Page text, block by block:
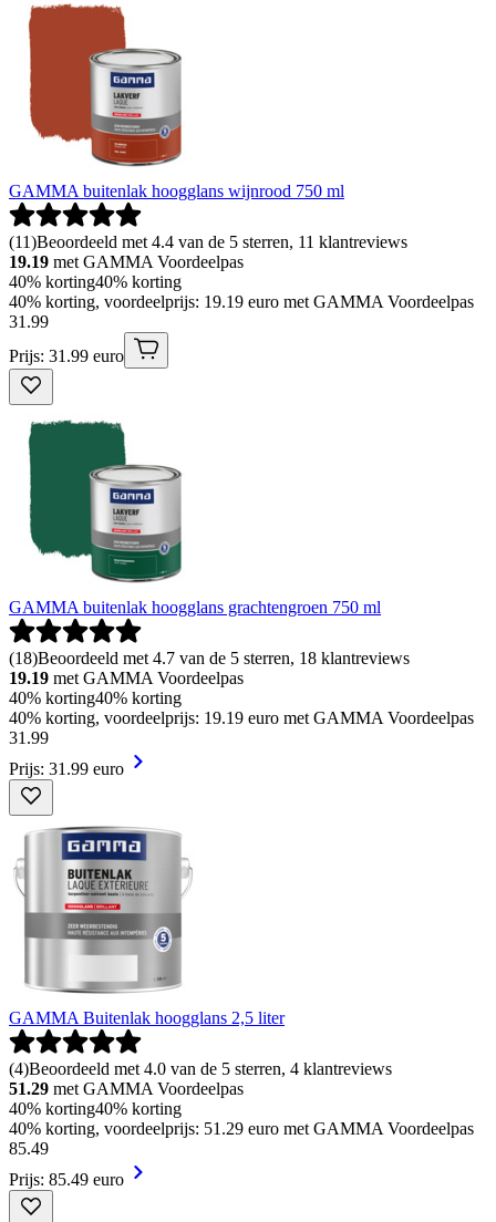
GAMMA buitenlak hoogglans wijnrood 750 ml
(11)Beoordeeld met 4.4 van de 5 sterren, 11 klantreviews
19.19 met GAMMA Voordeelpas
40% korting40% korting
40% korting, voordeelprijs: 19.19 euro met GAMMA Voordeelpas
31.99
Prijs: 31.99 euro
GAMMA buitenlak hoogglans grachtengroen 750 ml
(18)Beoordeeld met 4.7 van de 5 sterren, 18 klantreviews
19.19 met GAMMA Voordeelpas
40% korting40% korting
40% korting, voordeelprijs: 19.19 euro met GAMMA Voordeelpas
31.99
Prijs: 31.99 euro
GAMMA Buitenlak hoogglans 2,5 liter
(4)Beoordeeld met 4.0 van de 5 sterren, 4 klantreviews
51.29 met GAMMA Voordeelpas
40% korting40% korting
40% korting, voordeelprijs: 51.29 euro met GAMMA Voordeelpas
85.49
Prijs: 85.49 euro